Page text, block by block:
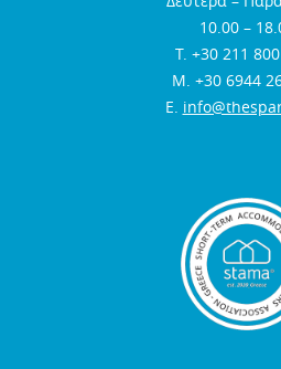
10.00 –
Τ. +30 211
Μ. +30 6944
E.